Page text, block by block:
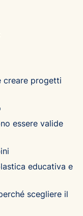
creare progetti
essere valide
educativa e
scegliere il